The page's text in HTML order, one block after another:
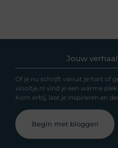
Jouw
Of je nu schrijft vanuit je hart of
viooltje.nl vind je een warme
Kom erbij, laat je inspireren en
Begin met bloggen